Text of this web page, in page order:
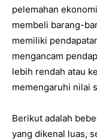
pelemahan
membeli barang-
memiliki
mengancam
lebih rendah atau
memengaruhi nilai
Berikut adalah
yang dikenal luas,